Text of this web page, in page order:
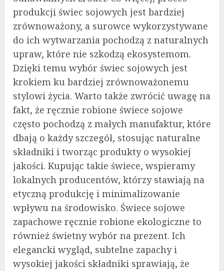
produkcji świec sojowych jest bardziej
zrównoważony, a surowce wykorzystywane
do ich wytwarzania pochodzą z naturalnych
upraw, które nie szkodzą ekosystemom.
Dzięki temu wybór świec sojowych jest
krokiem ku bardziej zrównoważonemu
stylowi życia. Warto także zwrócić uwagę na
fakt, że ręcznie robione świece sojowe
często pochodzą z małych manufaktur, które
dbają o każdy szczegół, stosując naturalne
składniki i tworząc produkty o wysokiej
jakości. Kupując takie świece, wspieramy
lokalnych producentów, którzy stawiają na
etyczną produkcję i minimalizowanie
wpływu na środowisko. Świece sojowe
zapachowe ręcznie robione ekologiczne to
również świetny wybór na prezent. Ich
elegancki wygląd, subtelne zapachy i
wysokiej jakości składniki sprawiają, że